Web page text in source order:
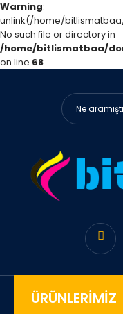
Warning:
unlink(/home/
No such file or directory in
/home/bitlismatbaa/
on line 68
ÜRÜNLERİMİZ